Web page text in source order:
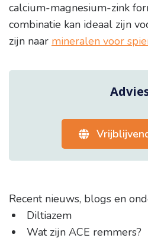
calcium-magnesium-zink
combinatie kan ideaal zijn
zijn naar mineralen voor
Recent nieuws, blogs en
Diltiazem
Wat zijn ACE remmers?